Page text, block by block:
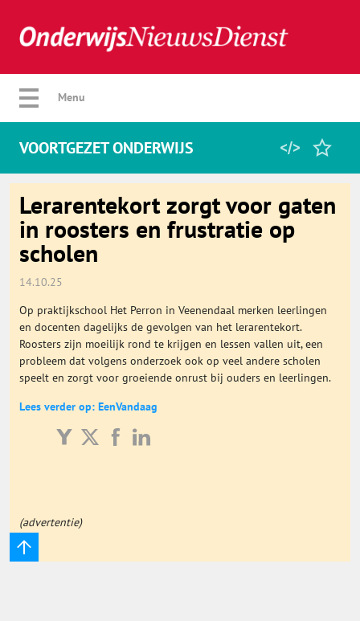
Verberg menu
Home
Favorieten
Algemeen
Onderwijs Totaal
Basisonderwijs
ICT
Menu
VOORTGEZET ONDERWIJS
Lerarentekort zorgt voor gaten
in roosters en frustratie op
scholen
14.10.25
Op praktijkschool Het Perron in Veenendaal merken leerlingen
en docenten dagelijks de gevolgen van het lerarentekort.
Roosters zijn moeilijk rond te krijgen en lessen vallen uit, een
probleem dat volgens onderzoek ook op veel andere scholen
speelt en zorgt voor groeiende onrust bij ouders en leerlingen.
Lees verder op: EenVandaag
(advertentie)